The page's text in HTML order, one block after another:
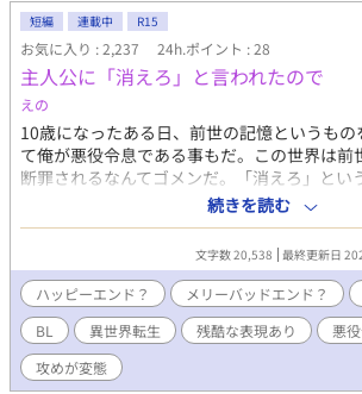
ファ 幸広と同級生で同じ柔道部だったアルフ
て活躍していた。幸広をレイプしてしまった
のは自分だと自負していたため、自分に内緒
雪幸広を必死で探していた見つけることがで
クであったが、大学生になったときにたまた
幸広を見つけなんとかしてもう離れないよう
る。 大学では教育学、現在も柔道を続けなが
る。 山田賢也（ヤマダケンヤ）19歳 大学
也の一つ下の後輩、柔道特待生として高校に
であった。当時から良い成績を収め、見た目
ことが多かったなか、幸広が分け隔てなく賢
れて、柔道にも一生懸命取り組む彼によく懐
ファ覚醒時、幸広をレイプしてしまい恋心を
へ近づこうとするが、幸広が突如消えてしま
して探していたがやはりみつらなかった。大
緒に参加した他大学の学園祭で幸広を見つけ
チする。失語症になった幸広を見てますます
短編 連載中 R15
お気に入り : 2,237 24h.ポイント : 28
主人公に「消えろ」と言われたので
えの
10歳になったある日、前世の記憶というも
て俺が悪役令息である事もだ。この世界は前
断罪されるなんてゴメンだ。「消えろ」とい
てやる。そして出会った獣人は…。※地雷あ
タグには入れておりません！何でも大丈夫!!
み閲覧お願いします。 他のサイトで掲載し
続きを読む
文字数 20,538 最終更新日
ハッピーエンド？ メリーバッドエンド？
BL
異世界転生 残酷な表現あり 悪
攻めが変態